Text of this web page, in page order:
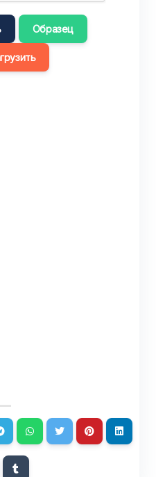
Образец